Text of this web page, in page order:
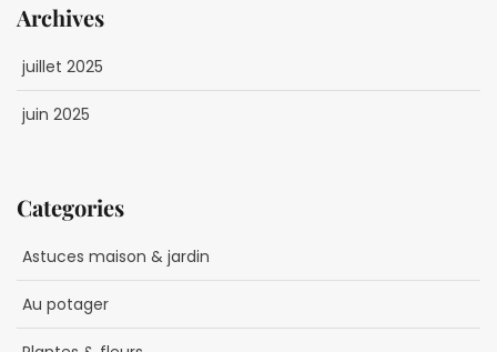
Archives
juillet 2025
juin 2025
Categories
Astuces maison & jardin
Au potager